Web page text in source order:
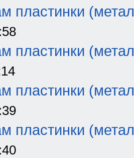
пластинки
пластинки
пластинки
пластинки